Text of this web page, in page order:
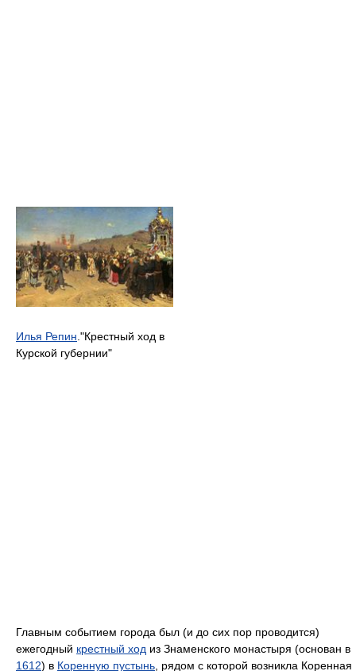
Илья Репин ."Крестный ход в
Курской губернии"
Главным событием города был (и до сих пор проводится)
ежегодный крестный ход из Знаменского монастыря (основан в
1612) в Коренную пустынь , рядом с которой возникла Коренная